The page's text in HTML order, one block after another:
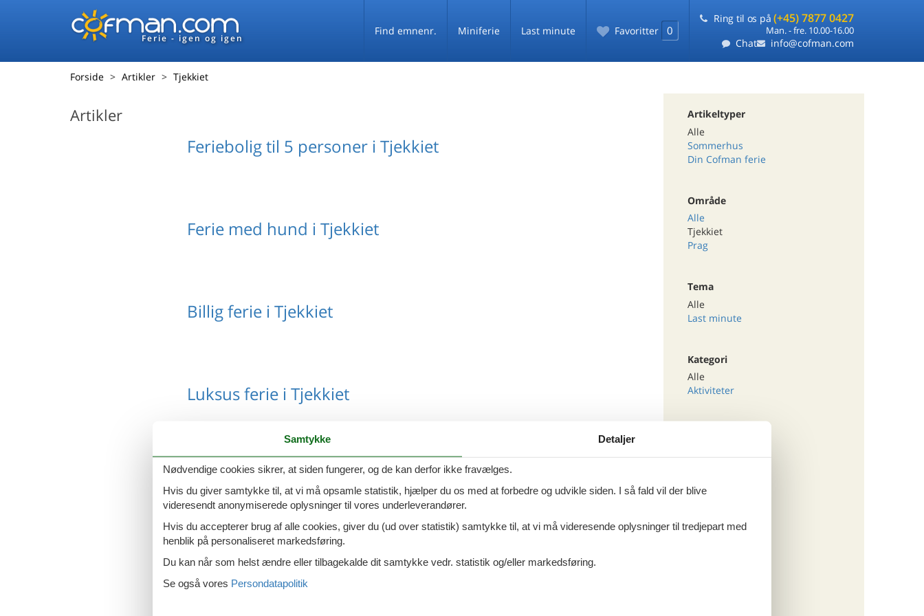
Ferie - igen og igen
Find emnenr. Miniferie Last minute Favoritter 0
Ring til os på (+45) 7877 0427
Man. - fre. 10.00-16.00
Chat info@cofman.com
Forside Artikler Tjekkiet
Artikler
Feriebolig til 5 personer i Tjekkiet
Ferie med hund i Tjekkiet
Billig ferie i Tjekkiet
Luksus ferie i Tjekkiet
Luksus sommerhus i Tjekkiet
Poolhus i Tjekkiet
Artikeltyper
Alle
Sommerhus
Din Cofman ferie
Område
Alle
Tjekkiet
Prag
Tema
Alle
Last minute
Kategori
Alle
Aktiviteter
Samtykke Detaljer
Nødvendige cookies sikrer, at siden fungerer, og de kan derfor ikke fravælges.
Hvis du giver samtykke til, at vi må opsamle statistik, hjælper du os med at forbedre og udvikle siden. I så fald vil der blive
videresendt anonymiserede oplysninger til vores underleverandører.
Hvis du accepterer brug af alle cookies, giver du (ud over statistik) samtykke til, at vi må videresende oplysninger til tredjepart med
henblik på personaliseret markedsføring.
Du kan når som helst ændre eller tilbagekalde dit samtykke vedr. statistik og/eller markedsføring.
Se også vores Persondatapolitik